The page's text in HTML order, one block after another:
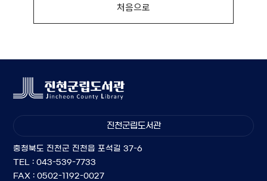
처음으로
진천군립도서관
충청북도 진천군 진천읍 포석길 37-6
TEL : 043-539-7733
FAX : 0502-1192-0027